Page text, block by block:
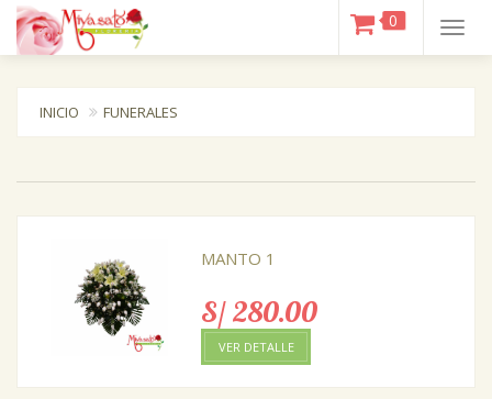
0
INICIO FUNERALES
MANTO 1
S/ 280.00
VER DETALLE